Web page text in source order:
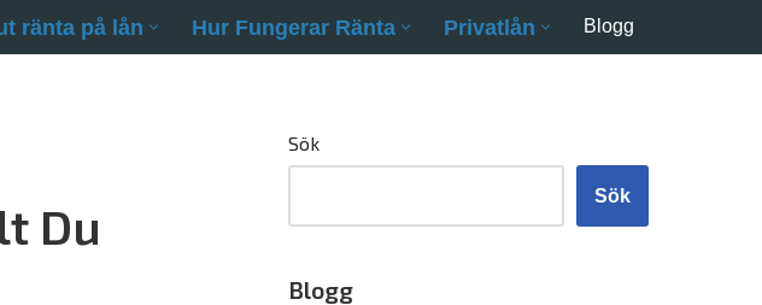
ränta på lån Hur Fungerar Ränta Privatlån Blogg
Du
Sök
Sök
Blogg